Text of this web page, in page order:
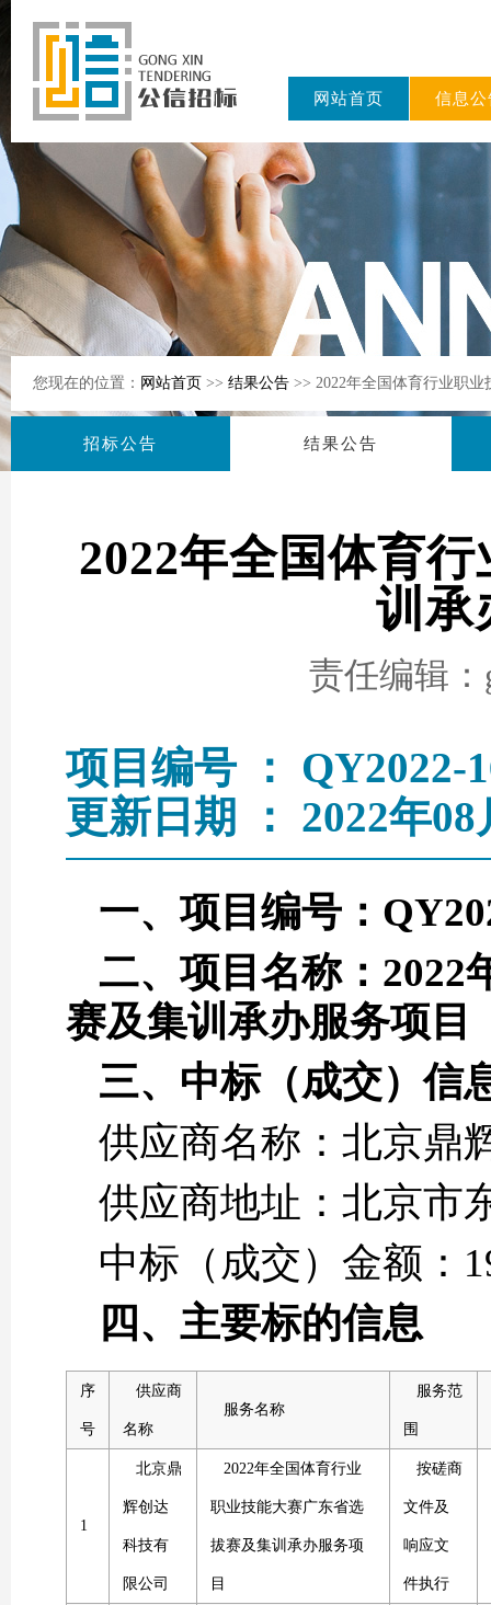
东公信招标
有限公司
网站首页 信息公
您现在的位置： 网站首页 >> 结果公告 >> 2022年全国体育行业职
招标公告 结果公告
2022年全国体育
训承
责任编辑
项目编号 ： QY2022-
更新日期 ： 2022年08
一、项目编号：
二、项目名称：2022
赛及集训承办服务项目
三、中标（成交）信
供应商名称：北京鼎
供应商地址：北京市
中标（成交）金额：
四、主要标的信息
序
号
供应商
名称
服务名称
服务范
围
1
北京鼎
辉创达
科技有
限公司
2022年全国体育行业
职业技能大赛广东省选
拔赛及集训承办服务项
目
按磋商
文件及
响应文
件执行